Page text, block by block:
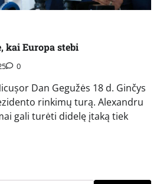
kai Europa stebi
0
Dan Gegužės 18 d. Ginčys
rinkimų turą. Alexandru
gali turėti didelę įtaką tiek